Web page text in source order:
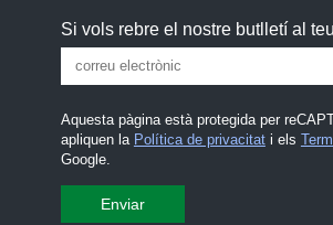
Si vols rebre el nostre butlletí al
Aquesta pàgina està protegida per
apliquen la Política de privacitati els
Google.